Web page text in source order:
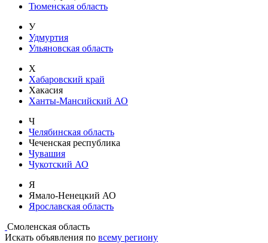
Тюменская область
У
Удмуртия
Ульяновская область
Х
Хабаровский край
Хакасия
Ханты-Мансийский АО
Ч
Челябинская область
Чеченская республика
Чувашия
Чукотский АО
Я
Ямало-Ненецкий АО
Ярославская область
Смоленская область
Искать объявления по всему региону